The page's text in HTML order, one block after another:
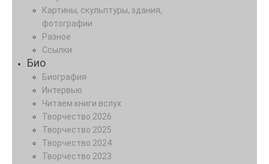
Картины, скульптуры, здания,
фотографии
Разное
Ссылки
Био
Биография
Интервью
Читаем книги вслух
Творчество 2026
Творчество 2025
Творчество 2024
Творчество 2023